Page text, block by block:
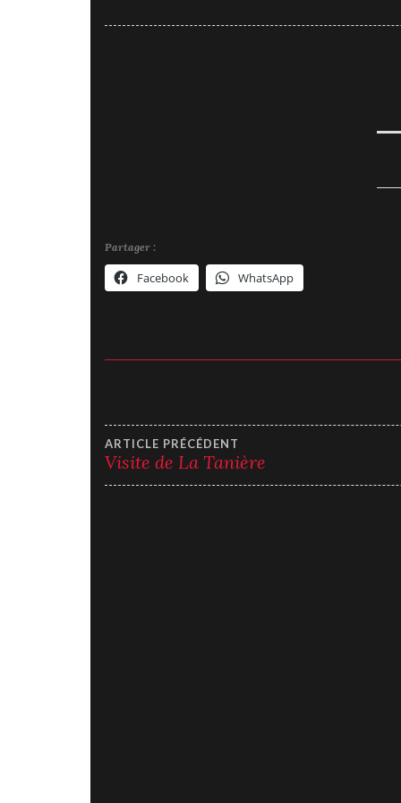
Partager :
Facebook WhatsApp
CHAPTER
HARLEY
DAVIDSON
PARIS
WEST
Navigation
de
ARTICLE PRÉCÉDENT
Visite de La Tanière